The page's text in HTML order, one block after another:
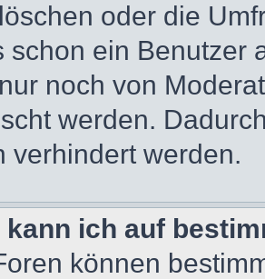
oder die
schon ein Benutzer
noch von
werden.
verhindert werden.
kann ich auf
können